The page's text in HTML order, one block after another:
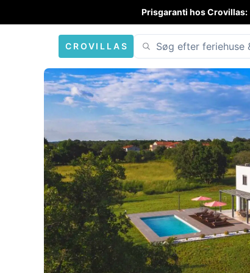
Prisgaranti hos Crovillas:
CROVILLAS